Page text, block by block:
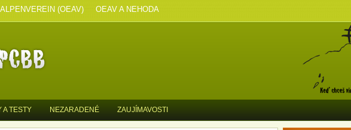
ALPENVEREIN (OEAV) OEAV A NEHODA
A TESTY NEZARADENÉ ZAUJÍMAVOSTI